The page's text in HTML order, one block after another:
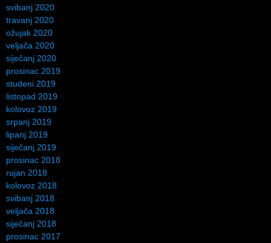
svibanj 2020
travanj 2020
ožujak 2020
veljača 2020
siječanj 2020
prosinac 2019
studeni 2019
listopad 2019
kolovoz 2019
srpanj 2019
lipanj 2019
siječanj 2019
prosinac 2018
rujan 2018
kolovoz 2018
svibanj 2018
veljača 2018
siječanj 2018
prosinac 2017